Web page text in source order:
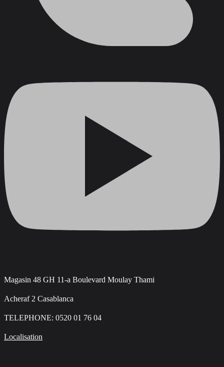
Magasin 48 GH 11-a Boulevard Moulay Thami
Acheraf 2 Casablanca
TELEPHONE: 0520 01 76 04
Localisation